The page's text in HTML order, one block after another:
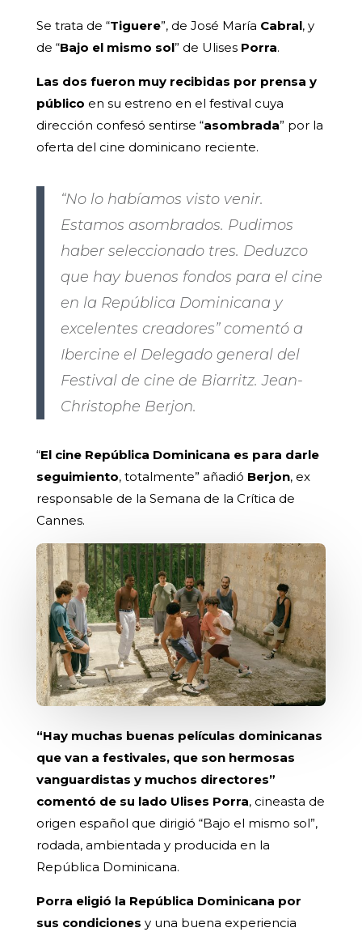
Se trata de “Tiguere”, de José María Cabral, y
de “Bajo el mismo sol” de Ulises Porra.
Las dos fueron muy recibidas por prensa y
público en su estreno en el festival cuya
dirección confesó sentirse “asombrada” por la
oferta del cine dominicano reciente.
“No lo habíamos visto venir.
Estamos asombrados. Pudimos
haber seleccionado tres. Deduzco
que hay buenos fondos para el cine
en la República Dominicana y
excelentes creadores” comentó a
Ibercine el Delegado general del
Festival de cine de Biarritz. Jean-
Christophe Berjon.
“El cine República Dominicana es para darle
seguimiento, totalmente” añadió Berjon, ex
responsable de la Semana de la Crítica de
Cannes.
“Hay muchas buenas películas dominicanas
que van a festivales, que son hermosas
vanguardistas y muchos directores”
comentó de su lado Ulises Porra, cineasta de
origen español que dirigió “Bajo el mismo sol”,
rodada, ambientada y producida en la
República Dominicana.
Porra eligió la República Dominicana por
sus condiciones y una buena experiencia